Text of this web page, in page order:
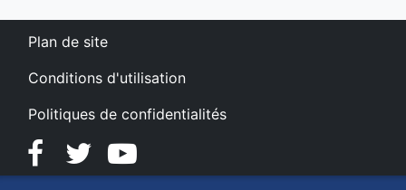
Plan de site
Conditions d'utilisation
Politiques de confidentialités
FacebookTwitterYouTube